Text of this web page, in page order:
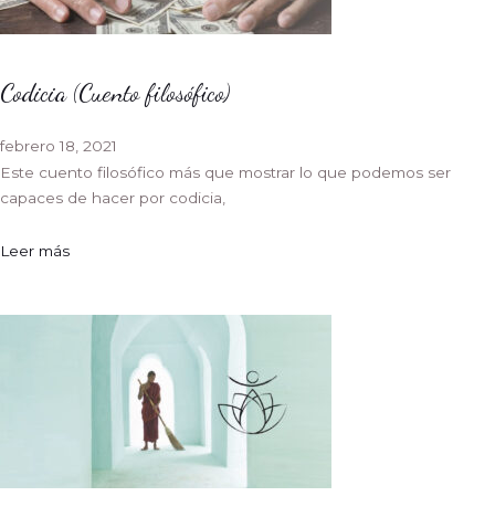
Codicia (Cuento filosófico)
febrero 18, 2021
Este cuento filosófico más que mostrar lo que podemos ser
capaces de hacer por codicia,
Leer más